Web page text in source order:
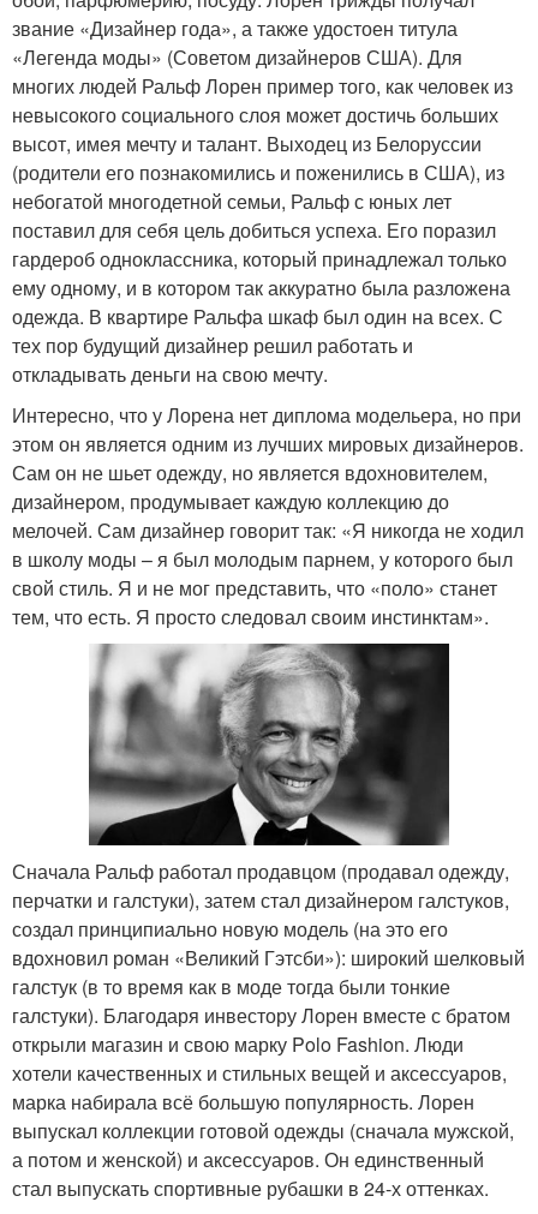
звание «Дизайнер года», а также удостоен титула
«Легенда моды» (Советом дизайнеров США). Для
многих людей Ральф Лорен пример того, как человек из
невысокого социального слоя может достичь больших
высот, имея мечту и талант. Выходец из Белоруссии
(родители его познакомились и поженились в США), из
небогатой многодетной семьи, Ральф с юных лет
поставил для себя цель добиться успеха. Его поразил
гардероб одноклассника, который принадлежал только
ему одному, и в котором так аккуратно была разложена
одежда. В квартире Ральфа шкаф был один на всех. С
тех пор будущий дизайнер решил работать и
откладывать деньги на свою мечту.
Интересно, что у Лорена нет диплома модельера, но при
этом он является одним из лучших мировых дизайнеров.
Сам он не шьет одежду, но является вдохновителем,
дизайнером, продумывает каждую коллекцию до
мелочей. Сам дизайнер говорит так: «Я никогда не ходил
в школу моды – я был молодым парнем, у которого был
свой стиль. Я и не мог представить, что «поло» станет
тем, что есть. Я просто следовал своим инстинктам».
Сначала Ральф работал продавцом (продавал одежду,
перчатки и галстуки), затем стал дизайнером галстуков,
создал принципиально новую модель (на это его
вдохновил роман «Великий Гэтсби»): широкий шелковый
галстук (в то время как в моде тогда были тонкие
галстуки). Благодаря инвестору Лорен вместе с братом
открыли магазин и свою марку Polo Fashion. Люди
хотели качественных и стильных вещей и аксессуаров,
марка набирала всё большую популярность. Лорен
выпускал коллекции готовой одежды (сначала мужской,
а потом и женской) и аксессуаров. Он единственный
стал выпускать спортивные рубашки в 24-х оттенках.